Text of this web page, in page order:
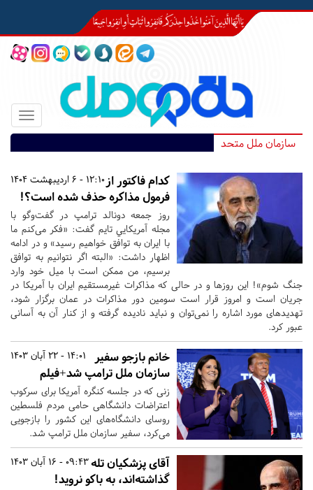
Toggle
سازمان ملل متحد
12:10 - 6 اردیبهشت 1404 کدام فاکتور از
فرمول مذاکره حذف شده است؟!
روز جمعه دونالد ترامپ در گفت‌و‌گو با
مجله آمریکایي تایم گفت‌: «‌فکر می‌کنم ما
با ایران به توافق خواهیم رسید‌» و در ادامه
اظهار داشت‌: «البته اگر نتوانیم به توافق
برسیم، من ممکن است با میل خود وارد
جنگ شوم‌»! این روزها و در حالی که مذاکرات غیر‌مستقیم ایران با آمریکا در
جریان است و امروز قرار است سومین دور مذاکرات در عمان برگزار شود،
تهدیدهای مورد اشاره را نمی‌توان و نباید نادیده گرفته و از کنار آن به آسانی
عبور کرد.
14:01 - 22 آبان 1403
خانم بازجو سفیر
سازمان ملل ترامپ شد+فیلم
زنی که در جلسه کنگره آمریکا برای سرکوب
اعتراضات دانشگاهی حامی مردم فلسطین
روسای دانشگاه‌های این کشور را بازجویی
می‌کرد، سفیر سازمان ملل ترامپ شد.
09:43 - 16 آبان 1403آقای پزشکیان تله
گذاشته‌اند، به باکو نروید!